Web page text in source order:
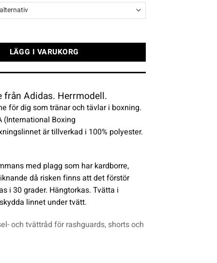
Herr röd mängd
LÄGG I VARUKORG
från Adidas. Herrmodell.
för dig som tränar och tävlar i boxning.
(International Boxing
är tillverkad i 100% polyester.
med plagg som har kardborre,
då risken finns att det förstör
i 30 grader. Hängtorkas. Tvätta i
linnet under tvätt.
och tvättråd för rashguards, shorts och